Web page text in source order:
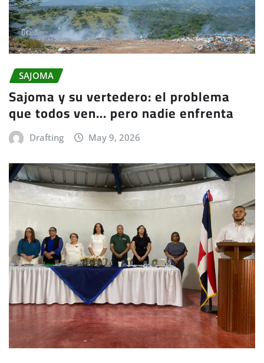
SAJOMA
Sajoma y su vertedero: el problema
que todos ven… pero nadie enfrenta
Drafting May 9, 2026